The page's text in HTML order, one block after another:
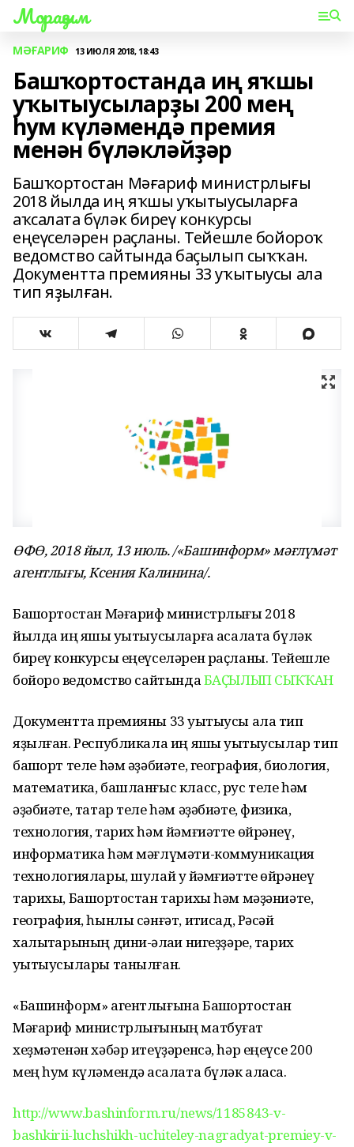
Мораҙым
МӘҒАРИФ 13 ИЮЛЯ 2018, 18:43
Башҡортостанда иң яҡшы
уҡытыусыларҙы 200 мең
һум күләмендә премия
менән бүләкләйҙәр
Башҡортостан Мәғариф министрлығы
2018 йылда иң яҡшы уҡытыусыларға
аҡсалата бүләк биреү конкурсы
еңеүселәрен раҫланы. Тейешле бойороҡ
ведомство сайтында баҫылып сыҡҡан.
Документта премияны 33 уҡытыусы ала
тип яҙылған.
ӨФӨ, 2018 йыл, 13 июль. /«Башинформ» мәғлүмәт
агентлығы, Ксения Калинина/.
Башҡортостан Мәғариф министрлығы 2018
йылда иң яҡшы уҡытыусыларға аҡсалата бүләк
биреү конкурсы еңеүселәрен раҫланы. Тейешле
бойороҡ ведомство сайтындаБАҪЫЛЫП СЫҠҠАН
Документта премияны 33 уҡытыусы ала тип
яҙылған. Республикала иң яҡшы уҡытыусылар тип
башҡорт теле һәм әҙәбиәте, география, биология,
математика, башланғыс класс, рус теле һәм
әҙәбиәте, татар теле һәм әҙәбиәте, физика,
технология, тарих һәм йәмғиәтте өйрәнеү,
информатика һәм мәғлүмәти-коммуникация
технологиялары, шулай уҡ йәмғиәтте өйрәнеү
тарихы, Башҡортостан тарихы һәм мәҙәниәте,
география, һынлы сәнғәт, иҡтисад, Рәсәй
халыҡтарының дини-әҡлаҡи нигеҙҙәре, тарих
уҡытыусылары танылған.
«Башинформ» агентлығына Башҡортостан
Мәғариф министрлығының матбуғат
хеҙмәтенән хәбәр итеүҙәренсә, һәр еңеүсе 200
мең һум күләмендә аҡсалата бүләк аласаҡ.
http://www.bashinform.ru/news/1185843-v-
bashkirii-luchshikh-uchiteley-nagradyat-premiey-v-